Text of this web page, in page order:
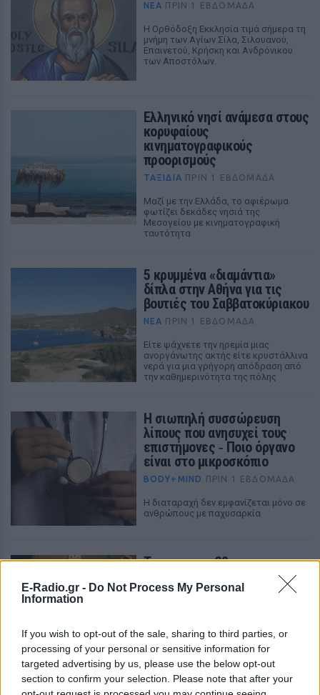
E-Radio.gr - Do Not Process My Personal
Information
If you wish to opt-out of the sale, sharing to third parties, or
processing of your personal or sensitive information for
targeted advertising by us, please use the below opt-out
section to confirm your selection. Please note that after your
ΝΈΑ ΠΡΙΝ 1 ΕΒΔΟΜΆΔΑ
Η Ορθόδοξη Εκκλησία τιμά σήμερα τη
μνήμη των Αγίων Σίλα, Σιλουανού,
Επαινετού, Κρήσκη και Ανδρόνικου
των Αποστόλων.
Ελληνικό νησί ανάμεσα στους
κορυφαίους
κινηματογραφικούς
προορισμούς
ΤΑΞΙΔΙΑ ΠΡΙΝ 1 ΕΒΔΟΜΆΔΑ
Μαζί με την Ελλάδα, το αφιέρωμα
φωτίζει δεκάδες νησιά της
Μεσογείου με κινηματογραφική
ταυτότητα
5 κρυμμένα «διαμάντια»
δίπλα στην Αθήνα για τις
βουτιές του Σαββατοκύριακου
ΝΈΑ ΠΡΙΝ 1 ΕΒΔΟΜΆΔΑ
Είτε ψάχνετε την ηρεμία μιας
ανοργάνωτης ακτής είτε κρυστάλλινα
νερά για μια γρήγορη απόδραση από
την καθημερινότητα της πόλης
Η σιωπηλή συσσώρευση
λίπους που ανησυχεί τους
επιστήμονες ‑ Ποιο όργανο
είναι στο μικροσκόπιο
BODY+MIND ΠΡΙΝ 1 ΕΒΔΟΜΆΔΑ
Η διαταραχή δεν εμφανίζεται μόνο σε
ανθρώπους με παχυσαρκία
Το τεστ των 30
δευτερολέπτων που δείχνει
πόσο δυναμώνει ή γερνά το
Το πιο εύκολο τεστ φυσικής
δευτερόλεπτα – Δοκιμάστε το